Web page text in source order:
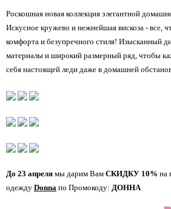
Роскошная новая коллекция элегантной
Искусное кружево и нежнейшая вискоза - все,
комфорта и безупречного стиля! Изысканный
материалы и широкий размерный ряд, чтобы
себя настоящей леди даже в домашней
До 23 апреля мы дарим Вам СКИДКУ 10% на
одежду Donna по Промокоду: ДОННА